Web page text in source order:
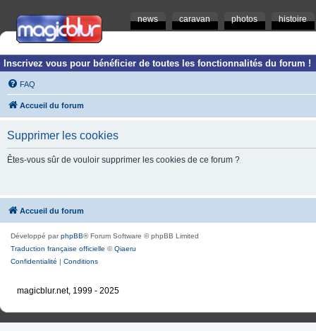
news caravan photos histoire
Inscrivez vous pour bénéficier de toutes les fonctionnalités du forum !
FAQ
Accueil du forum
Supprimer les cookies
Êtes-vous sûr de vouloir supprimer les cookies de ce forum ?
Accueil du forum
Développé parphpBB® Forum Software © phpBB Limited
Traduction française officielle ©Qiaeru
Confidentialité | Conditions
magicblur.net, 1999 - 2025